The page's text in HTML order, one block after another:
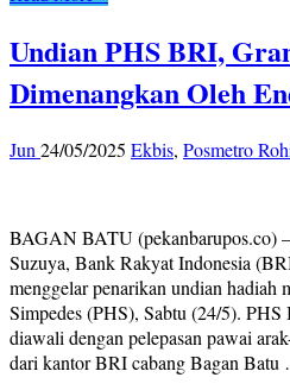
Undian PHS BRI,
Dimenangkan Oleh
Jun 24/05/2025 Ekbis, Posmetro
BAGAN BATU (pekanbarupos.co)
Suzuya, Bank Rakyat Indonesia
menggelar penarikan undian hadiah
Simpedes (PHS), Sabtu (24/5).
diawali dengan pelepasan pawai
dari kantor BRI cabang Bagan